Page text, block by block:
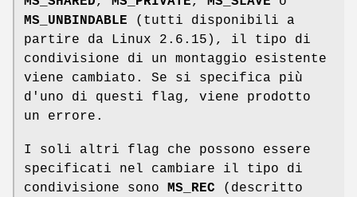
MS_UNBINDABLE (tutti disponibili a
partire da Linux 2.6.15), il tipo di
condivisione di un montaggio esistente
viene cambiato. Se si specifica più
d'uno di questi flag, viene prodotto
un errore.
I soli altri flag che possono essere
specificati nel cambiare il tipo di
condivisione sono MS_REC (descritto